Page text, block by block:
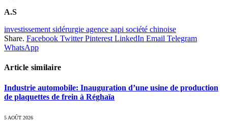
A.S
investissement sidérurgie agence aapi société chinoise
Share. Facebook Twitter Pinterest LinkedIn Email Telegram
WhatsApp
Article similaire
Industrie automobile: Inauguration d’une usine de production
de plaquettes de frein à Réghaïa
5 AOÛT 2026